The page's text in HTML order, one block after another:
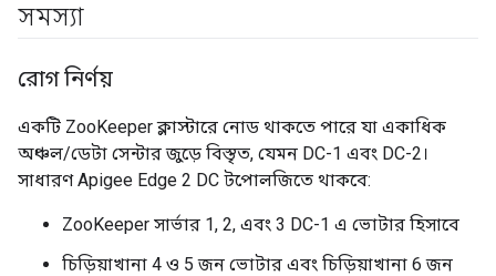
সমস্যা
রোগ নির্ণয়
একটি ZooKeeper ক্লাস্টারে নোড থাকতে পারে যা একাধিক
অঞ্চল/ডেটা সেন্টার জুড়ে বিস্তৃত, যেমন DC-1 এবং DC-2।
সাধারণ Apigee Edge 2 DC টপোলজিতে থাকবে:
ZooKeeper সার্ভার 1, 2, এবং 3 DC-1 এ ভোটার হিসাবে
চিড়িয়াখানা 4 ও 5 জন ভোটার এবং চিড়িয়াখানা 6 জন